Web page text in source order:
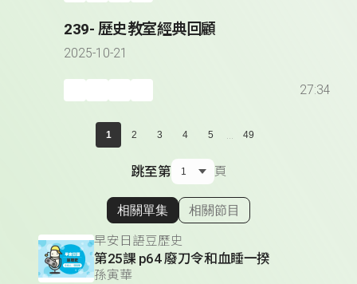
239- 歷史教室經典回顧
2025-10-21
27:34
1 2 3 4 5 ... 49
跳至第 頁
顯示相關單集
相關單集 相關節目
早安日語豆歷史
第25課 p64 廢刀令和血睡一揆
孫寅華